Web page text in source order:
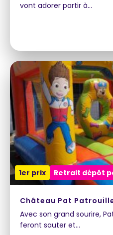
vont adorer partir à…
1er prix Retrait dépôt
Château Pat
Avec son grand sourire,
feront sauter et…